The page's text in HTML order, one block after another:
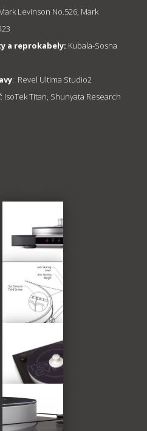
Levinson No.526, Mark
a reprokabely: Kubala-Sosna
: Revel Ultima Studio2
: IsoTek Titan, Shunyata Research